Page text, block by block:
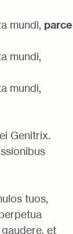
mundi, parce
mundi,
mundi,
Genitrix.
tuos,
et